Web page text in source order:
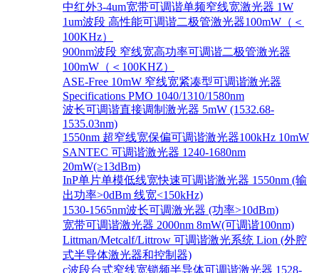
中红外3-4um宽带可调谐单频窄线宽激光器 1W
1um波段 高性能可调谐二极管激光器100mW（＜
100KHz）
900nm波段 窄线宽高功率可调谐二极管激光器
100mW（＜100KHZ）
ASE-Free 10mW 窄线宽紧凑型可调谐激光器
Specifications PMO 1040/1310/1580nm
波长可调谐直接调制激光器 5mW (1532.68-
1535.03nm)
1550nm 超窄线宽保偏可调谐激光器100kHz 10mW
SANTEC 可调谐激光器 1240-1680nm
20mW(≥13dBm)
InP单片单模低线宽快速可调谐激光器 1550nm (输
出功率>0dBm 线宽<150kHz)
1530-1565nm波长可调激光器 (功率>10dBm)
宽带可调谐激光器 2000nm 8mW(可调谐100nm)
Littman/Metcalf/Littrow 可调谐激光系统 Lion (外腔
式半导体激光器和控制器)
c波段台式窄线宽锁频半导体可调谐激光器 1528-